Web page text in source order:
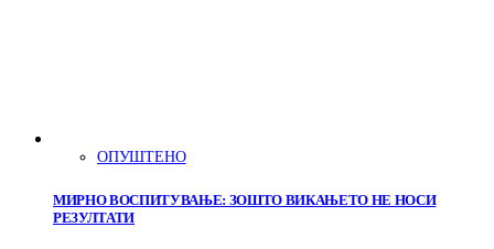
ОПУШТЕНО
МИРНО ВОСПИТУВАЊЕ: ЗОШТО ВИКАЊЕТО НЕ НОСИ
РЕЗУЛТАТИ